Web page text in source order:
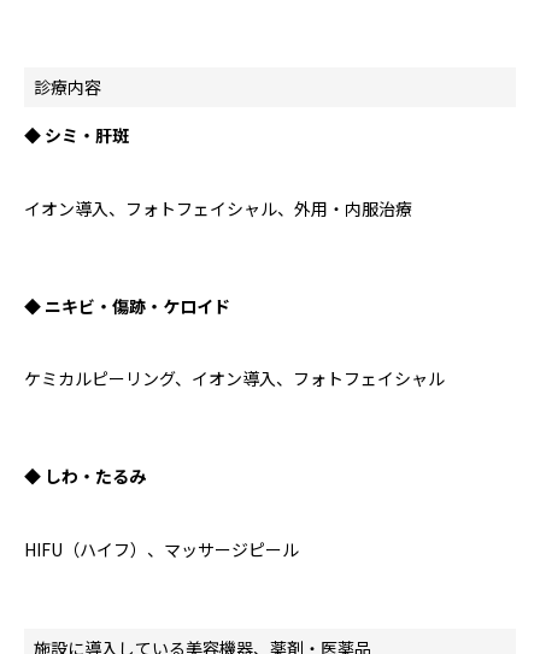
診療内容
◆ シミ・肝斑
イオン導入、フォトフェイシャル、外用・内服治療
◆ ニキビ・傷跡・ケロイド
ケミカルピーリング、イオン導入、フォトフェイシャル
◆ しわ・たるみ
HIFU（ハイフ）、マッサージピール
施設に導入している美容機器、薬剤・医薬品